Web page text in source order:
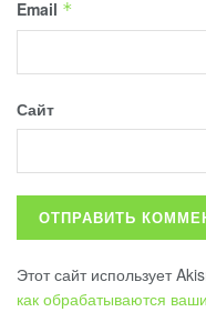
Email *
Сайт
Этот сайт использует
как обрабатываются